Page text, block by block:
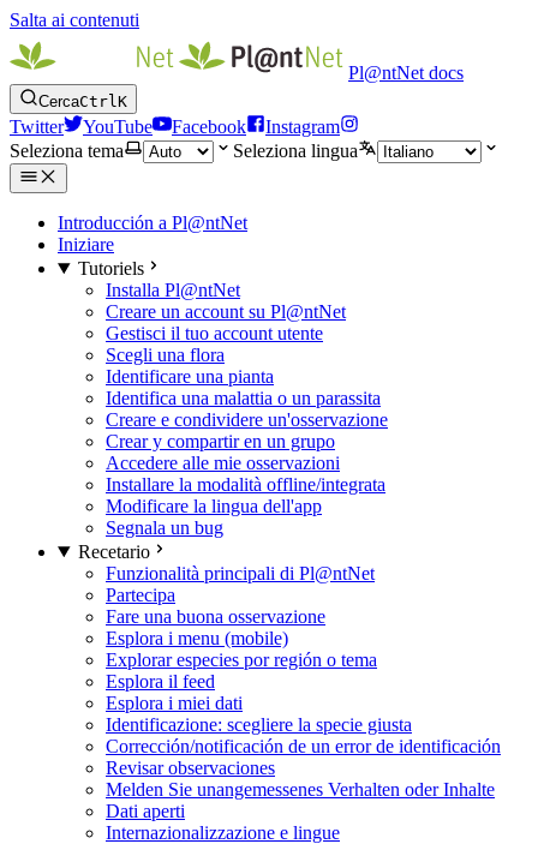
Salta ai contenuti
Pl@ntNet docs
CercaCtrlK
Twitter YouTube Facebook
Instagram
Seleziona tema
Seleziona lingua
Introducción a Pl@ntNet
Iniziare
Tutoriels
Installa Pl@ntNet
Creare un account su Pl@ntNet
Gestisci il tuo account utente
Scegli una flora
Identificare una pianta
Identifica una malattia o un parassita
Creare e condividere un'osservazione
Crear y compartir en un grupo
Accedere alle mie osservazioni
Installare la modalità offline/integrata
Modificare la lingua dell'app
Segnala un bug
Recetario
Funzionalità principali di Pl@ntNet
Partecipa
Fare una buona osservazione
Esplora i menu (mobile)
Explorar especies por región o tema
Esplora il feed
Esplora i miei dati
Identificazione: scegliere la specie giusta
Corrección/notificación de un error de identificación
Revisar observaciones
Melden Sie unangemessenes Verhalten oder Inhalte
Dati aperti
Internazionalizzazione e lingue